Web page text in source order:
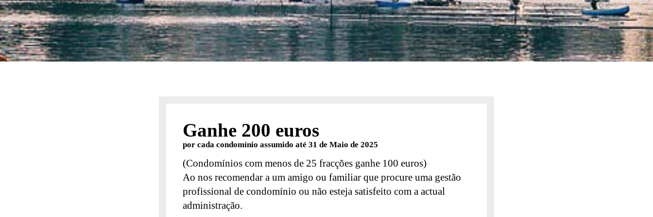
Ganhe 200 euros
por cada condomínio assumido até 31 de Maio de 2025
(Condomínios com menos de 25 fracções ganhe 100 euros)
Ao nos recomendar a um amigo ou familiar que procure uma gestão
profissional de condomínio ou não esteja satisfeito com a actual
administração.